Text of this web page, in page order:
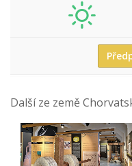
Další ze země